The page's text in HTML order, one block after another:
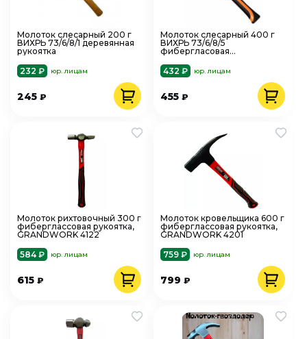
Молоток слесарный 200 г
ВИХРЬ 73/6/8/1 деревянная
рукоятка
232 ₽
юр. лицам
245 ₽
Молоток слесарный 400 г
ВИХРЬ 73/6/8/5
фибергласовая
432 ₽
юр. лицам
455₽
Молоток рихтовочный 300 г
фиберглассовая рукоятка,
GRANDWORK 4122
584 ₽
юр. лицам
615 ₽
Молоток кровельщика 600 г
фиберглассовая рукоятка,
GRANDWORK 4201
759 ₽
юр. лицам
799₽